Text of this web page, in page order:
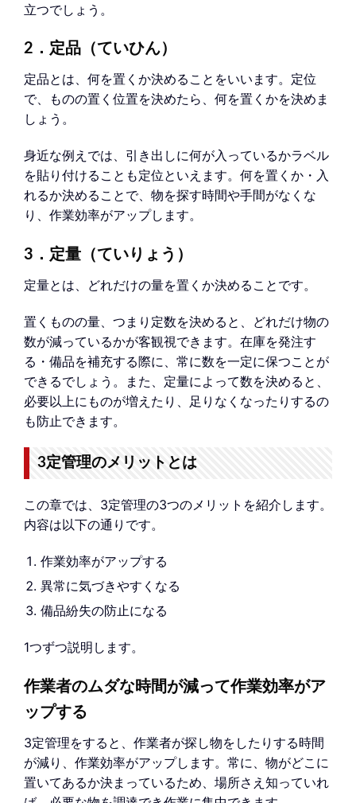
立つでしょう。
2．定品（ていひん）
定品とは、何を置くか決めることをいいます。定位
で、ものの置く位置を決めたら、何を置くかを決めま
しょう。
身近な例えでは、引き出しに何が入っているかラベル
を貼り付けることも定位といえます。何を置くか・入
れるか決めることで、物を探す時間や手間がなくな
り、作業効率がアップします。
3．定量（ていりょう）
定量とは、どれだけの量を置くか決めることです。
置くものの量、つまり定数を決めると、どれだけ物の
数が減っているかが客観視できます。在庫を発注す
る・備品を補充する際に、常に数を一定に保つことが
できるでしょう。また、定量によって数を決めると、
必要以上にものが増えたり、足りなくなったりするの
も防止できます。
3定管理のメリットとは
この章では、3定管理の3つのメリットを紹介します。
内容は以下の通りです。
作業効率がアップする
異常に気づきやすくなる
備品紛失の防止になる
1つずつ説明します。
作業者のムダな時間が減って作業効率がア
ップする
3定管理をすると、作業者が探し物をしたりする時間
が減り、作業効率がアップします。常に、物がどこに
置いてあるか決まっているため、場所さえ知っていれ